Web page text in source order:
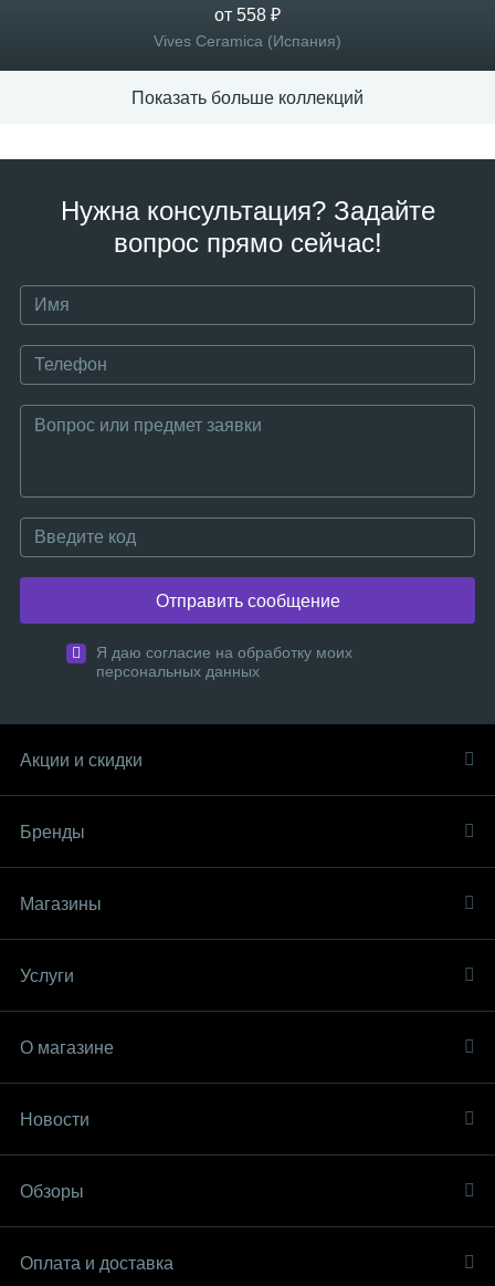
от 558 ₽
Vives Ceramica (Испания)
Показать больше коллекций
Нужна консультация? Задайте
вопрос прямо сейчас!
Отправить сообщение
Я даю согласие на обработку моих
персональных данных
Акции и скидки
Бренды
Магазины
Услуги
О магазине
Новости
Обзоры
Оплата и доставка